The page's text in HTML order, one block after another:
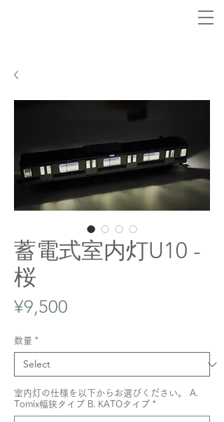
蓄電式室内灯U10 -
桜
¥9,500
数量 *
室内灯の仕様を以下からお選びください。 A.
Tomix幅狭タイプ B. KATOタイプ *